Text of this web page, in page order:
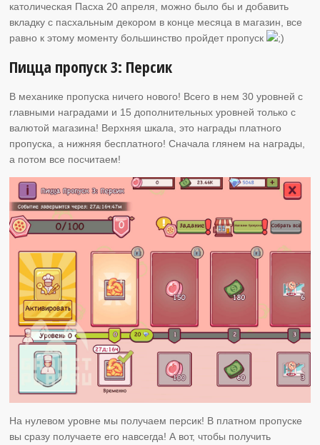
католическая Пасха 20 апреля, можно было бы и добавить
вкладку с пасхальным декором в конце месяца в магазин, все
равно к этому моменту большинство пройдет пропуск
Пицца пропуск 3: Персик
В механике пропуска ничего нового! Всего в нем 30 уровней с
главными наградами и 15 дополнительных уровней только с
валютой магазина! Верхняя шкала, это награды платного
пропуска, а нижняя бесплатного! Сначала глянем на награды,
а потом все посчитаем!
На нулевом уровне мы получаем персик! В платном пропуске
вы сразу получаете его навсегда! А вот, чтобы получить